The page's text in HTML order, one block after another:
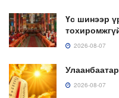
Үс шинээр
2026-08-07
2026-08-07